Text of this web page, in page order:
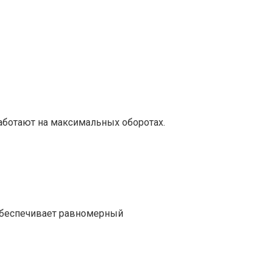
на максимальных оборотах.
равномерный